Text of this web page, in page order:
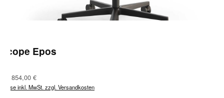
Scope Epos
Regulärer Preis:
854,00 €
Preise inkl. MwSt. zzgl. Versandkosten